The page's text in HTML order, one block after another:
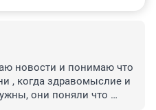
новости и понимаю что
, когда здравомыслие и
они поняли что